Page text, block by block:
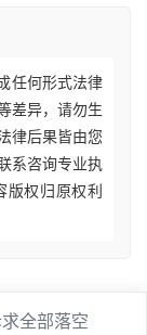
任何形式法律
差异，请勿生
律后果皆由您
系咨询专业执
版权归原权利
全部落空